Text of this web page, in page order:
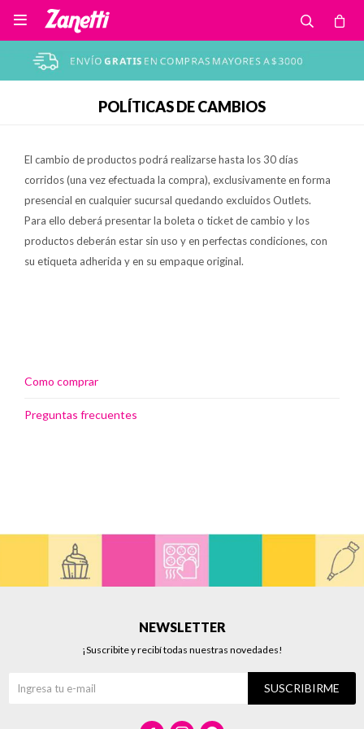

POLÍTICAS DE CAMBIOS
El cambio de productos podrá realizarse hasta los 30 días
corridos (una vez efectuada la compra), exclusivamente en forma
presencial en cualquier sucursal quedando excluidos Outlets.
Para ello deberá presentar la boleta o ticket de cambio y los
productos deberán estar sin uso y en perfectas condiciones, con
su etiqueta adherida y en su empaque original.
Como comprar
Preguntas frecuentes
NEWSLETTER
¡Suscribite y recibí todas nuestras novedades!
SUSCRIBIRME